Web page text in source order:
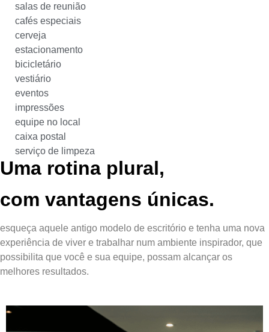
salas de reunião
cafés especiais
cerveja
estacionamento
bicicletário
vestiário
eventos
impressões
equipe no local
caixa postal
serviço de limpeza
Uma rotina plural,
com vantagens únicas.
esqueça aquele antigo modelo de escritório e tenha uma nova
experiência de viver e trabalhar num ambiente inspirador, que
possibilita que você e sua equipe, possam alcançar os
melhores resultados.